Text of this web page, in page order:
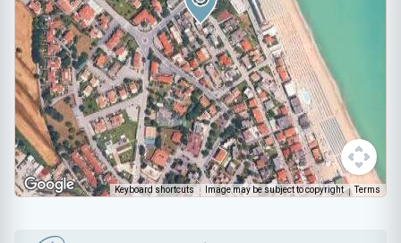
Keyboard shortcuts Image may be subject to copyright Terms